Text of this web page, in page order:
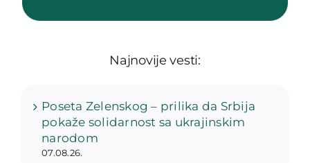
Najnovije vesti:
Poseta Zelenskog – prilika da Srbija
pokaže solidarnost sa ukrajinskim
narodom
07.08.26.